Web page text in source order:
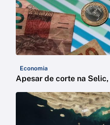
Economia
Apesar de corte na